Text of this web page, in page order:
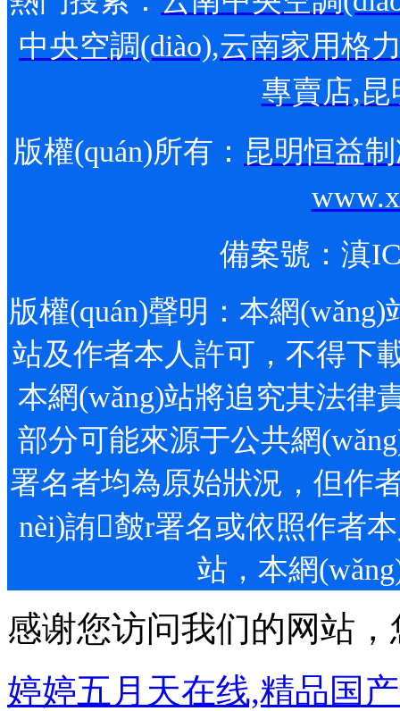
中央空調(diào),云南家用格
專賣店,昆
版權(quán)所有： 昆明恒益
備案號： 滇
版權(quán)聲明：本網
站及作者本人許可，不得
本網(wǎng)站將追究其法律責
部分可能來源于公共網
署名者均為原始狀況，但作者
nèi)詴皶r署名或依照作者本
站，本網
感谢您访问我们的网站
婷婷五月天在线,精品国